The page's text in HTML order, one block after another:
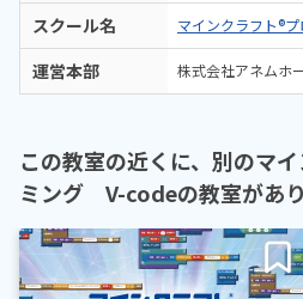
スクール名 マインクラフト®
運営本部 株式会社アネムホ
この教室の近くに、別のマ
ミング V-codeの教室があ